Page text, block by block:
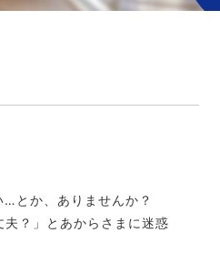
とか、ありませんか？
？」とあからさまに迷惑